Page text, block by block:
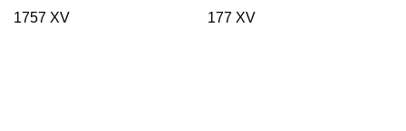
1757 XV 177 XV